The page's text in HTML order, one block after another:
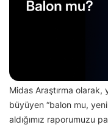
Midas Araştırma
büyüyen “balon mu, yeni
aldığımız raporumuzu